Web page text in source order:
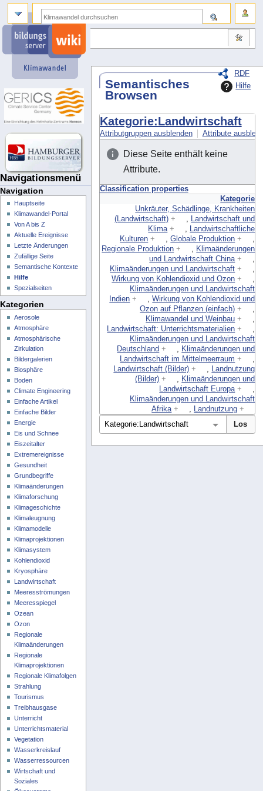
RDF
Hilfe
Semantisches
Browsen
Kategorie:Landwirtschaft
Attributgruppen ausblenden Attribute
Diese Seite enthält keine
Attribute.
Classification properties
Kategorie
Unkräuter, Schädlinge, Krankheiten
(Landwirtschaft) +
Landwirtschaft und
Klima +
Landwirtschaftliche
Kulturen + ,Globale Produktion +
Regionale Produktion +
Klimaänderungen
und Landwirtschaft China +
Klimaänderungen und Landwirtschaft +
Wirkung von Kohlendioxid und Ozon +
Klimaänderungen und Landwirtschaft
Indien + ,Wirkung von Kohlendioxid und
Ozon auf Pflanzen (einfach) +
Klimawandel und Weinbau +
Landwirtschaft: Unterrichtsmaterialien +
Klimaänderungen und Landwirtschaft
Deutschland +
Klimaänderungen und
Landwirtschaft im Mittelmeerraum +
Landwirtschaft (Bilder) +
Landnutzung
(Bilder) +
Klimaänderungen und
Landwirtschaft Europa +
Klimaänderungen und Landwirtschaft
Afrika + Landnutzung +
Navigationsmenü
Navigation
Hauptseite
Klimawandel-Portal
Von A bis Z
Aktuelle Ereignisse
Letzte Änderungen
Zufällige Seite
Semantische Kontexte
Hilfe
Spezialseiten
Kategorien
Aerosole
Atmosphäre
Atmosphärische
Zirkulation
Bildergalerien
Biosphäre
Boden
Climate Engineering
Einfache Artikel
Einfache Bilder
Energie
Eis und Schnee
Eiszeitalter
Extremereignisse
Gesundheit
Grundbegriffe
Klimaänderungen
Klimaforschung
Klimageschichte
Klimaleugnung
Klimamodelle
Klimaprojektionen
Klimasystem
Kohlendioxid
Kryosphäre
Landwirtschaft
Meeresströmungen
Meeresspiegel
Ozean
Ozon
Regionale
Klimaänderungen
Regionale
Klimaprojektionen
Regionale Klimafolgen
Strahlung
Tourismus
Treibhausgase
Unterricht
Unterrichtsmaterial
Vegetation
Wasserkreislauf
Wasserressourcen
Wirtschaft und
Soziales